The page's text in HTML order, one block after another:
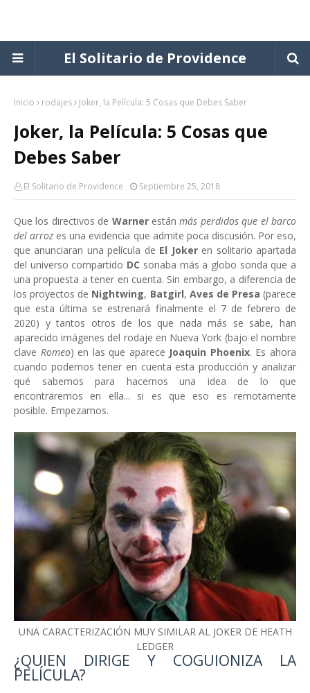
El Solitario de Providence
Inicio rodajes Joker, la Película: 5 Cosas que Debes Saber
Joker, la Película: 5 Cosas que
Debes Saber
El Solitario de Providence Septiembre 25, 2018
Que los directivos de Warner estánmás perdidos que el barco
del arroz es una evidencia que admite poca discusión. Por eso,
que anunciaran una película de El Jokeren solitario apartada
del universo compartido DC sonaba más a globo sonda que a
una propuesta a tener en cuenta. Sin embargo, a diferencia de
los proyectos de Nightwing, Batgirl, Aves de Presa (parece
que esta última se estrenará finalmente el 7 de febrero de
2020) y tantos otros de los que nada más se sabe, han
aparecido imágenes del rodaje en Nueva York (bajo el nombre
clave Romeo) en las que aparece Joaquin Phoenix. Es ahora
cuando podemos tener en cuenta esta producción y analizar
qué sabemos para hacernos una idea de lo que
encontraremos en ella... si es que eso es remotamente
posible. Empezamos.
UNA CARACTERIZACIÓN MUY SIMILAR AL JOKER DE HEATH
LEDGER
¿QUIEN DIRIGE Y COGUIONIZA LA
PELÍCULA?